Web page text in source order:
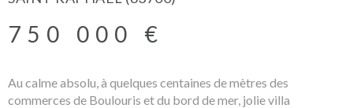
tous vos projets
750 000 €
Au calme absolu, à quelques centaines de mètres des
commerces de Boulouris et du bord de mer, jolie villa